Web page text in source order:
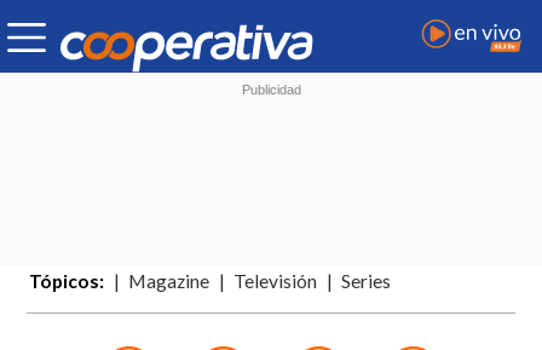
Tópicos: Magazine Televisión Series